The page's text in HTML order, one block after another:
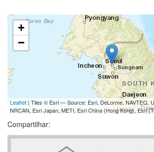
+
−
Leaflet | Tiles © Esri — Source: Esri, DeLorme, NAVTEQ,
NRCAN, Esri Japan, METI, Esri China (Hong Kong), Esri
Compartilhar: